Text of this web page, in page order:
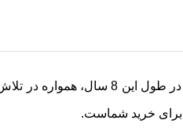
فروشگاه آلینجا از سال 1398 (2017) فعالیت
برای خرید شماست.